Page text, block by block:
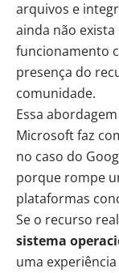
arquivos e
ainda não
funcionamento
presença do
comunidade.
Essa
Microsoft faz
no caso do
porque rompe
plataformas
Se o recurso
sistema
uma